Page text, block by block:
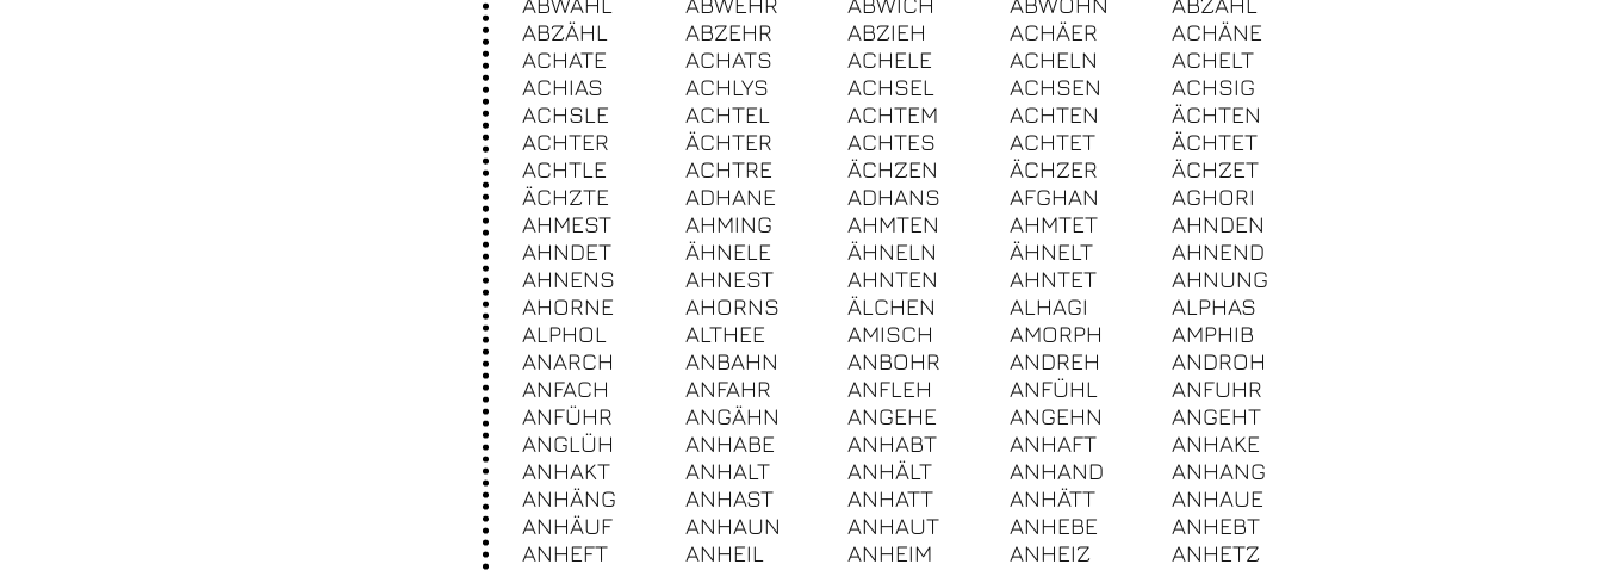
ABZÄHL
ABZEHR ABZIEH ACHÄER
ACHÄNE
ACHATE
ACHATS ACHELE ACHELN
ACHELT
ACHIAS
ACHLYS ACHSEL ACHSEN
ACHSIG
ACHSLE
ACHTEL ACHTEM ACHTEN
ÄCHTEN
ACHTER
ÄCHTER ACHTES ACHTET
ÄCHTET
ACHTLE
ACHTRE ÄCHZEN ÄCHZER
ÄCHZET
ÄCHZTE
ADHANE ADHANS AFGHAN
AGHORI
AHMEST
AHMING AHMTEN AHMTET
AHNDEN
AHNDET
ÄHNELE ÄHNELN ÄHNELT
AHNEND
AHNENS
AHNEST AHNTEN AHNTET
AHNUNG
AHORNE
AHORNS ÄLCHEN ALHAGI
ALPHAS
ALPHOL
ALTHEE AMISCH AMORPH
AMPHIB
ANARCH
ANBAHN ANBOHR ANDREH
ANDROH
ANFACH
ANFAHR ANFLEH ANFÜHL
ANFUHR
ANFÜHR
ANGÄHN ANGEHE ANGEHN
ANGEHT
ANGLÜH
ANHABE ANHABT ANHAFT
ANHAKE
ANHAKT
ANHALT ANHÄLT ANHAND
ANHANG
ANHÄNG
ANHAST ANHATT ANHÄTT
ANHAUE
ANHÄUF
ANHAUN ANHAUT ANHEBE
ANHEBT
ANHEFT
ANHEIL ANHEIM ANHEIZ
ANHETZ